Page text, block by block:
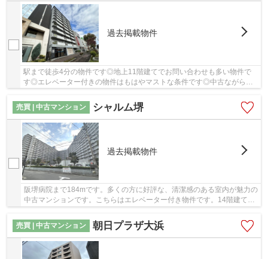
過去掲載物件
駅まで徒歩4分の物件です◎地上11階建てでお問い合わせも多い物件で
す◎エレベーター付きの物件はもはやマストな条件です◎中古ながらも
売買 | 中古マンション
シャルム堺
過去掲載物件
阪堺病院まで184mです。多くの方に好評な、清潔感のある室内が魅力の
中古マンションです。こちらはエレベーター付き物件です。14階建ての
売買 | 中古マンション
朝日プラザ大浜